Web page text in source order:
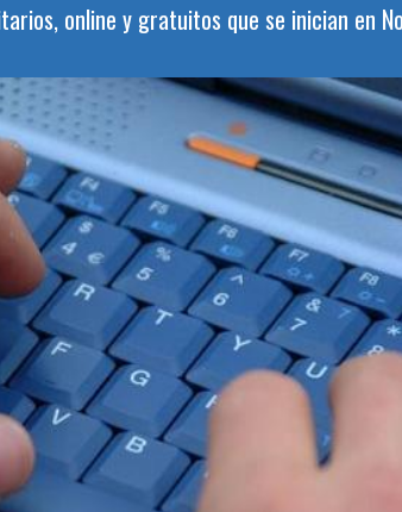
online y gratuitos que se inician en